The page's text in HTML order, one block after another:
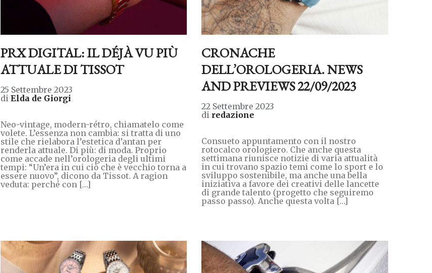
PRX DIGITAL: IL DÉJÀ VU PIÙ
ATTUALE DI TISSOT
25 Settembre 2023
di Elda de Giorgi
Neo-vintage, modern-rétro, chiamatelo come
volete. L’essenza non cambia: si tratta di uno
stile che rielabora l’estetica d’antan per
renderla attuale. Di più: di moda. Proprio
come accade nell’orologeria degli ultimi
tempi: “Un’era in cui ciò che è vecchio torna a
essere nuovo”, dicono da Tissot. A ragion
veduta: perché con […]
CRONACHE
DELL’OROLOGERIA. NEWS
AND PREVIEWS 22/09/2023
22 Settembre 2023
di redazione
Consueto appuntamento con il nostro
rotocalco orologiero. Che anche questa
settimana riunisce notizie di varia attualità
in cui trovano spazio temi come lo sport e lo
sviluppo sostenibile, ma anche una bella
iniziativa a favore dei creativi delle lancette
di grande talento (progetto che seguiremo
passo passo). Anche questa volta […]